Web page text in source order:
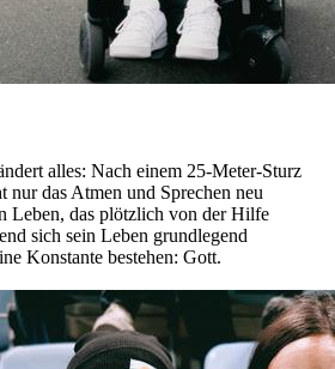
alles: Nach einem 25-Meter-Sturz
nur das Atmen und Sprechen neu
Leben, das plötzlich von der Hilfe
sich sein Leben grundlegend
Konstante bestehen: Gott.